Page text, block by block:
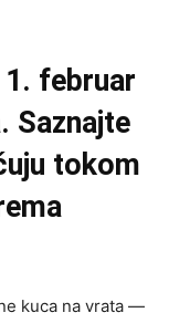
februar
Saznajte
tokom
kuca na vrata —